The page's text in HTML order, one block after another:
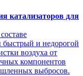
катализаторов для
и недорогой
воздуха от
компонентов
выбросов.